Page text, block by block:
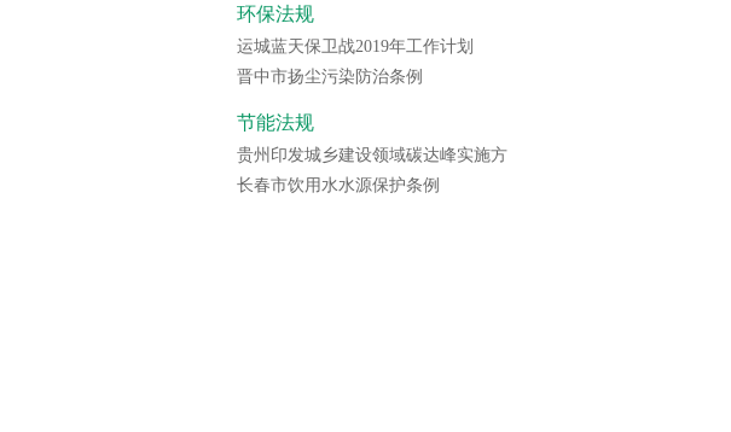
环保法规
运城蓝天保卫战2019年工作计划
晋中市扬尘污染防治条例
节能法规
贵州印发城乡建设领域碳达峰实施方
长春市饮用水水源保护条例